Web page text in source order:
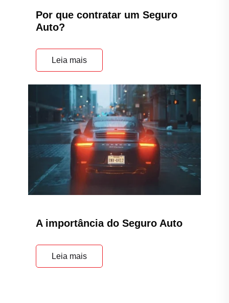
Por que contratar um Seguro
Auto?
Leia mais
A importância do Seguro Auto
Leia mais